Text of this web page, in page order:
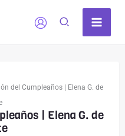
del Cumpleaños | Elena G. de
| Elena G. de